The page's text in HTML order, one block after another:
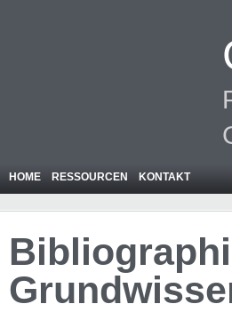
HOME RESSOURCEN KONTAKT